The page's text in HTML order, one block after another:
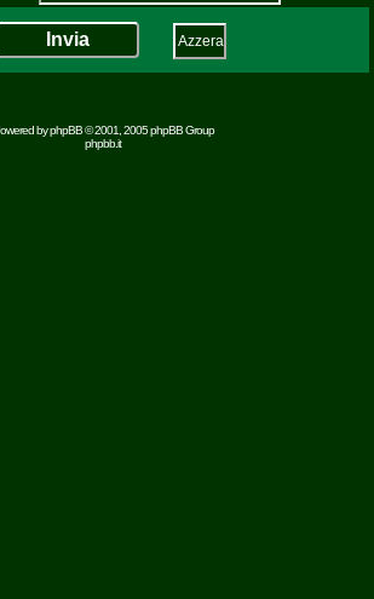
byphpBB© 2001, 2005 phpBB Group
phpbb.it